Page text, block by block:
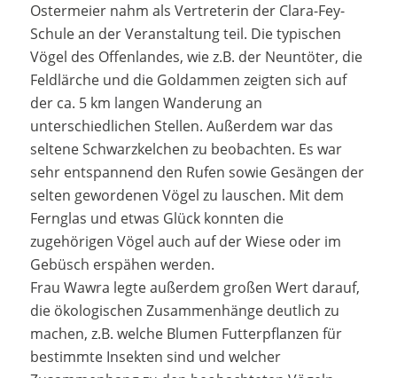
Ostermeier nahm als Vertreterin der Clara-Fey-
Schule an der Veranstaltung teil. Die typischen
Vögel des Offenlandes, wie z.B. der Neuntöter, die
Feldlärche und die Goldammen zeigten sich auf
der ca. 5 km langen Wanderung an
unterschiedlichen Stellen. Außerdem war das
seltene Schwarzkelchen zu beobachten. Es war
sehr entspannend den Rufen sowie Gesängen der
selten gewordenen Vögel zu lauschen. Mit dem
Fernglas und etwas Glück konnten die
zugehörigen Vögel auch auf der Wiese oder im
Gebüsch erspähen werden.
Frau Wawra legte außerdem großen Wert darauf,
die ökologischen Zusammenhänge deutlich zu
machen, z.B. welche Blumen Futterpflanzen für
bestimmte Insekten sind und welcher